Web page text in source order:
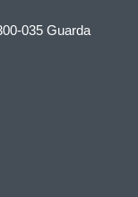
035 Guarda